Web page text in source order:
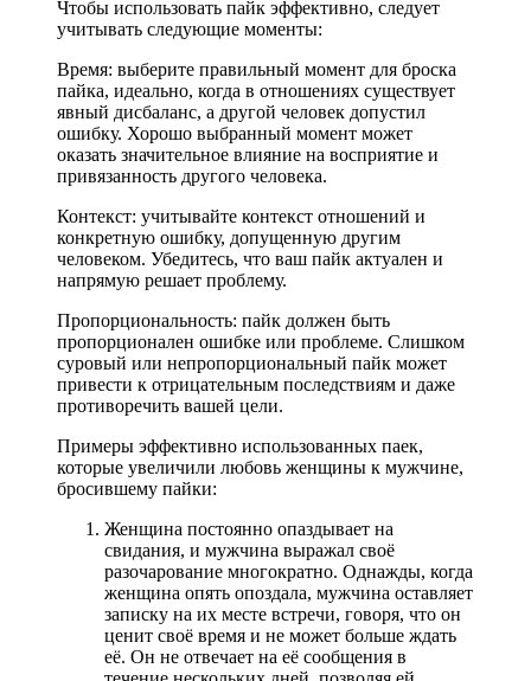
Чтобы использовать пайк эффективно, следует
учитывать следующие моменты:
Время: выберите правильный момент для броска
пайка, идеально, когда в отношениях существует
явный дисбаланс, а другой человек допустил
ошибку. Хорошо выбранный момент может
оказать значительное влияние на восприятие и
привязанность другого человека.
Контекст: учитывайте контекст отношений и
конкретную ошибку, допущенную другим
человеком. Убедитесь, что ваш пайк актуален и
напрямую решает проблему.
Пропорциональность: пайк должен быть
пропорционален ошибке или проблеме. Слишком
суровый или непропорциональный пайк может
привести к отрицательным последствиям и даже
противоречить вашей цели.
Примеры эффективно использованных паек,
которые увеличили любовь женщины к мужчине,
бросившему пайки:
Женщина постоянно опаздывает на
свидания, и мужчина выражал своё
разочарование многократно. Однажды, когда
женщина опять опоздала, мужчина оставляет
записку на их месте встречи, говоря, что он
ценит своё время и не может больше ждать
её. Он не отвечает на её сообщения в